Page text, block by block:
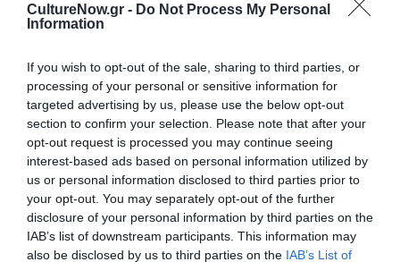
CultureNow.gr - Do Not Process My Personal
Information
If you wish to opt-out of the sale, sharing to third parties, or
processing of your personal or sensitive information for
targeted advertising by us, please use the below opt-out
section to confirm your selection. Please note that after your
opt-out request is processed you may continue seeing
interest-based ads based on personal information utilized by
us or personal information disclosed to third parties prior to
your opt-out. You may separately opt-out of the further
disclosure of your personal information by third parties on the
IAB’s list of downstream participants. This information may
also be disclosed by us to third parties on the IAB’s List of
ΦΕΣΤΙΒΑΛ / ΝΕΑ
Το Rudu Fest
ταξιδεύει για 5η
συνεχόμενη
φορά στην
Αμοργό!
ΦΕΣΤΙΒΑΛ / ΝΕΑ
Common
Grounds Festival
2026 στο Πάρκο
Σταύρος Νιάρχος